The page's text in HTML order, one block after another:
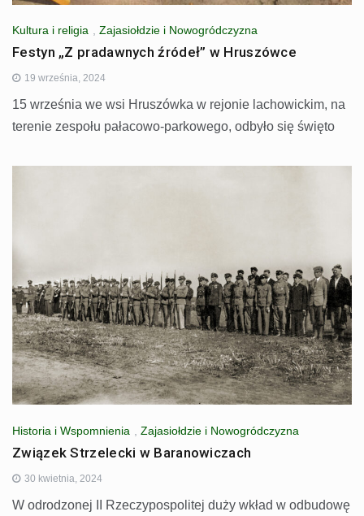
Kultura i religia Zajasiołdzie i Nowogródczyzna
Festyn „Z pradawnych źródeł” w Hruszówce
19 września, 2024
15 września we wsi Hruszówka w rejonie lachowickim, na
terenie zespołu pałacowo-parkowego, odbyło się święto
Historia i Wspomnienia Zajasiołdzie i Nowogródczyzna
Związek Strzelecki w Baranowiczach
30 kwietnia, 2024
W odrodzonej II Rzeczypospolitej duży wkład w odbudowę